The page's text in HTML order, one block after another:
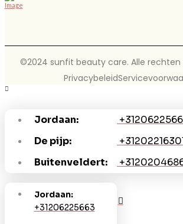
©2024 sunfit beauty care. Alle rechten
Privacybeleid
Jordaan:
De pijp:
Buitenveldert:
Jordaan:
+31206225663